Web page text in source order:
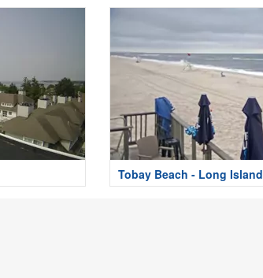
Tobay Beach - Long Island